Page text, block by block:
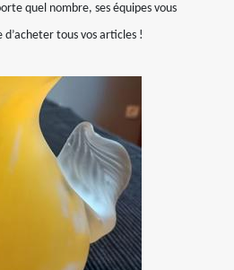
quel nombre, ses équipes vous
d’acheter tous vos articles !